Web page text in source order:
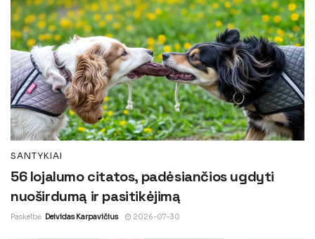
SANTYKIAI
56 lojalumo citatos, padėsiančios ugdyti
nuoširdumą ir pasitikėjimą
Paskelbė Deividas Karpavičius 2026-07-30